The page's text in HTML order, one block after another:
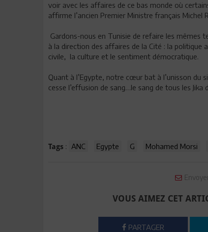
voir avec les affaires de ce bas monde où
affirme l’ancien Premier Ministre français Michel
Gardons-nous en Tunisie de refaire les mêmes
à la direction des affaires de la Cité : la
civile, la culture et le sentiment démocratique.
Quant à l’Egypte, notre cœur bat à l’unisson du
cesse l’effusion de sang…le sang de tous les
Tags : ANC Egypte G Mohamed Morsi
VOUS AIMEZ CET
PARTAGER